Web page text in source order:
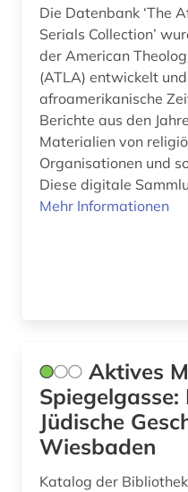
evangeliar (2)
evangelisch (1)
braunschweig (1)
Die Datenbank ‘The
Serials Collection’
der American
(ATLA) entwickelt und beinhaltet
afroamerikanische
Berichte aus den
Materialien von
Organisationen und
Mehr Informationen
Aktives
Spiegelgasse:
Jüdische
Wiesbaden
Katalog der